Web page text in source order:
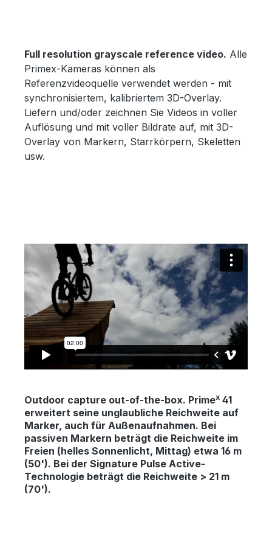
Full resolution grayscale reference video. Alle
Primex-Kameras können als
Referenzvideoquelle verwendet werden - mit
synchronisiertem, kalibriertem 3D-Overlay.
Liefern und/oder zeichnen Sie Videos in voller
Auflösung und mit voller Bildrate auf, mit 3D-
Overlay von Markern, Starrkörpern, Skeletten
usw.
Outdoor capture out-of-the-box. Primex 41
erweitert seine unglaubliche Reichweite auf
Marker, auch für Außenaufnahmen. Bei
passiven Markern beträgt die Reichweite im
Freien (helles Sonnenlicht, Mittag) etwa 16 m
(50'). Bei der Signature Pulse Active-
Technologie beträgt die Reichweite > 21 m
(70').